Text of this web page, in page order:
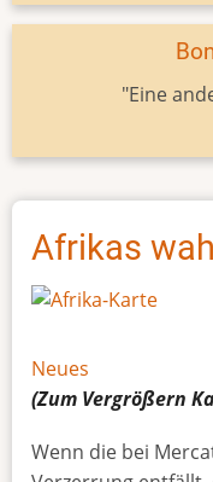
"Eine
Afrikas
Neues
(Zum Vergrößern
Wenn die bei